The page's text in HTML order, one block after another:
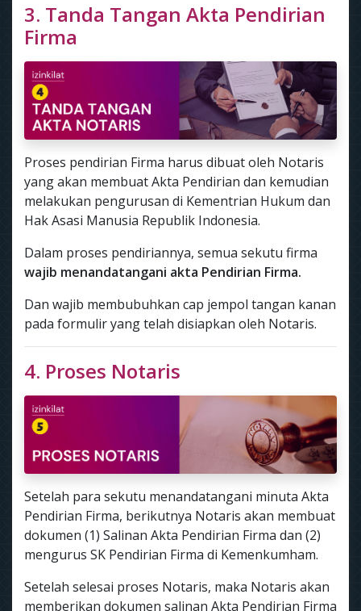
3. Tanda Tangan Akta Pendirian
Firma
Proses pendirian Firma harus dibuat oleh Notaris
yang akan membuat Akta Pendirian dan kemudian
melakukan pengurusan di Kementrian Hukum dan
Hak Asasi Manusia Republik Indonesia.
Dalam proses pendiriannya, semua sekutu firma
wajib menandatangani akta Pendirian Firma.
Dan wajib membubuhkan cap jempol tangan kanan
pada formulir yang telah disiapkan oleh Notaris.
4. Proses Notaris
Setelah para sekutu menandatangani minuta Akta
Pendirian Firma, berikutnya Notaris akan membuat
dokumen (1) Salinan Akta Pendirian Firma dan (2)
mengurus SK Pendirian Firma di Kemenkumham.
Setelah selesai proses Notaris, maka Notaris akan
memberikan dokumen salinan Akta Pendirian Firma